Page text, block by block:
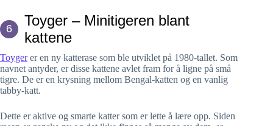
6
Toyger – Minitigeren blant
kattene
Toygerer en ny katterase som ble utviklet på 1980-tallet. Som
navnet antyder, er disse kattene avlet fram for å ligne på små
tigre. De er en krysning mellom Bengal-katten og en vanlig
tabby-katt.
Dette er aktive og smarte katter som er lette å lære opp. Siden